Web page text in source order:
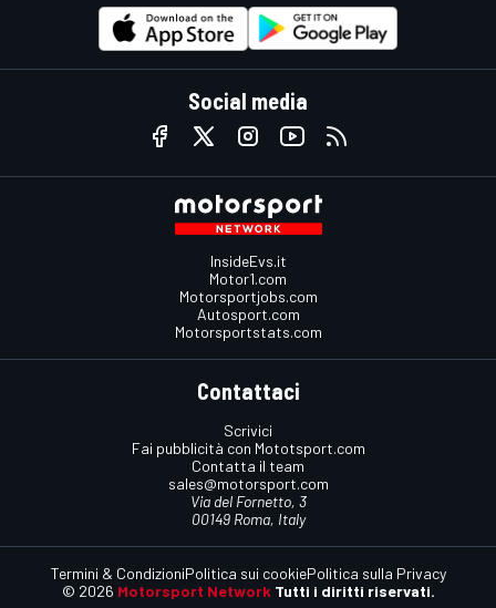
Social media
InsideEvs.it
Motor1.com
Motorsportjobs.com
Autosport.com
Motorsportstats.com
Contattaci
Scrivici
Fai pubblicità con Mototsport.com
Contatta il team
sales@motorsport.com
Via del Fornetto, 3
00149 Roma, Italy
© 2026 Motorsport Network Tutti i diritti riservati.
Termini & CondizioniPolitica sui cookiePolitica sulla Privacy